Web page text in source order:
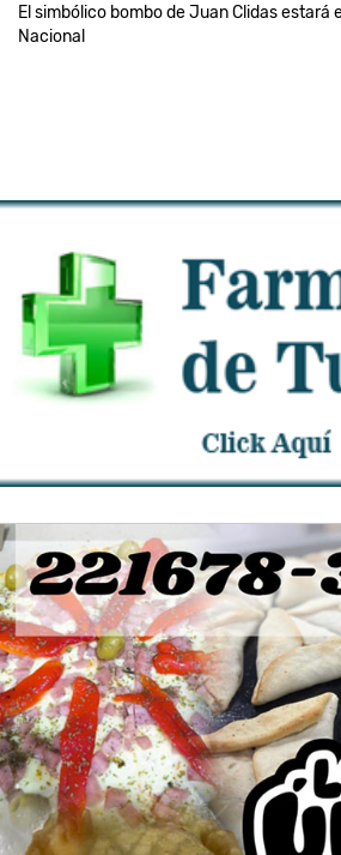
El simbólico bombo de Juan Clidas estará
Nacional